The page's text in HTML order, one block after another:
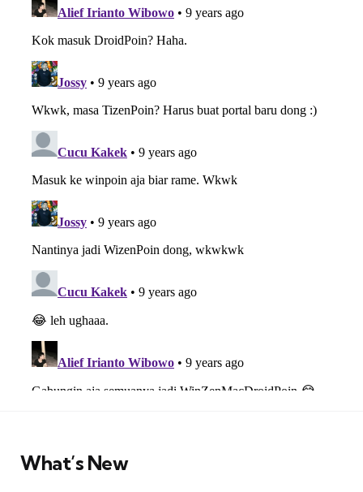
What’s New